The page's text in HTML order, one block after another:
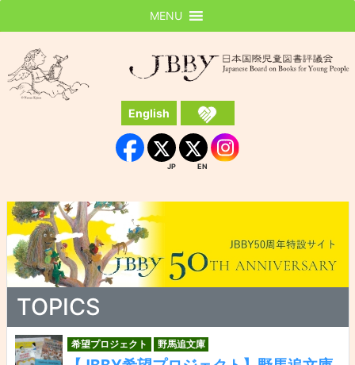
JBBY
English
Facebook
JP
JP
EN
EN Instagram
MENU
TOPICS
希望プロジェクト 野馬追文庫